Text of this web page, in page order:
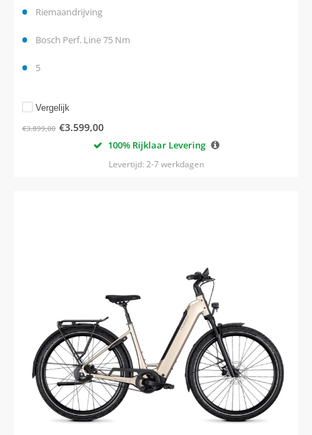
100% Rijklaar Levering
Levertijd: 2-7 werkdagen
Riemaandrijving
Bosch Perf. Line 75 Nm
5
€3.899,00 €3.599,00
Vergelijk